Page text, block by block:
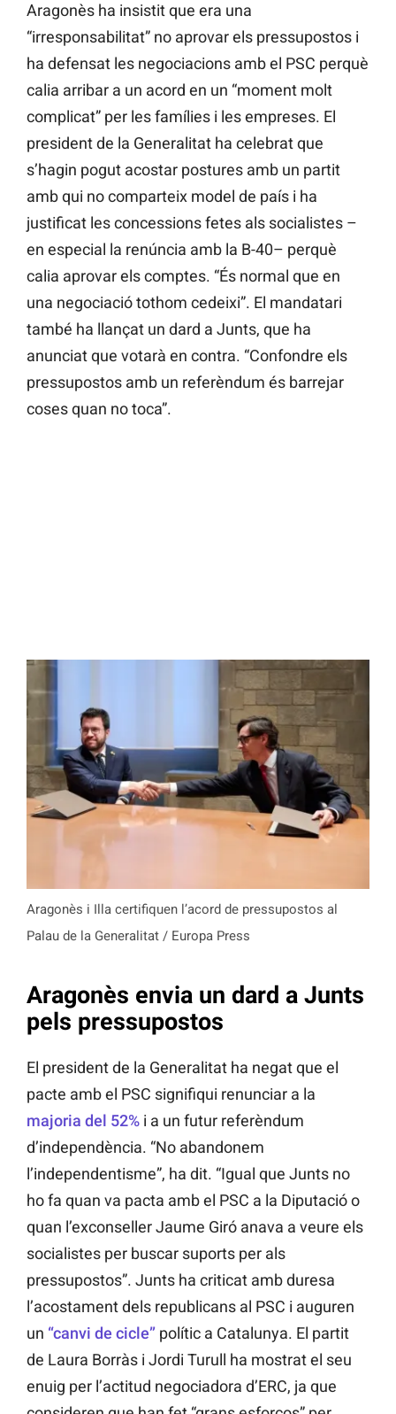
Aragonès ha insistit que era una
“irresponsabilitat” no aprovar els pressupostos i
ha defensat les negociacions amb el PSC perquè
calia arribar a un acord en un “moment molt
complicat” per les famílies i les empreses. El
president de la Generalitat ha celebrat que
s’hagin pogut acostar postures amb un partit
amb qui no comparteix model de país i ha
justificat les concessions fetes als socialistes –
en especial la renúncia amb la B-40– perquè
calia aprovar els comptes. “És normal que en
una negociació tothom cedeixi”. El mandatari
també ha llançat un dard a Junts, que ha
anunciat que votarà en contra. “Confondre els
pressupostos amb un referèndum és barrejar
coses quan no toca”.
Aragonès i Illa certifiquen l’acord de pressupostos al
Palau de la Generalitat / Europa Press
Aragonès envia un dard a Junts
pels pressupostos
El president de la Generalitat ha negat que el
pacte amb el PSC signifiqui renunciar a la
majoria del 52% i a un futur referèndum
d’independència. “No abandonem
l’independentisme”, ha dit. “Igual que Junts no
ho fa quan va pacta amb el PSC a la Diputació o
quan l’exconseller Jaume Giró anava a veure els
socialistes per buscar suports per als
pressupostos”. Junts ha criticat amb duresa
l’acostament dels republicans al PSC i auguren
un “canvi de cicle” polític a Catalunya. El partit
de Laura Borràs i Jordi Turull ha mostrat el seu
enuig per l’actitud negociadora d’ERC, ja que